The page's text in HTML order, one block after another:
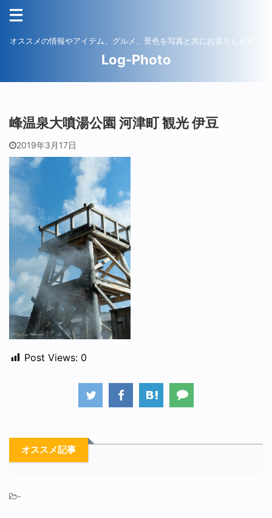
オススメの情報やアイテム、グルメ、景色を写真と共にお送りします。
Log-Photo
峰温泉大噴湯公園 河津町 観光 伊豆
2019年3月17日
Post Views: 0
オススメ記事
-